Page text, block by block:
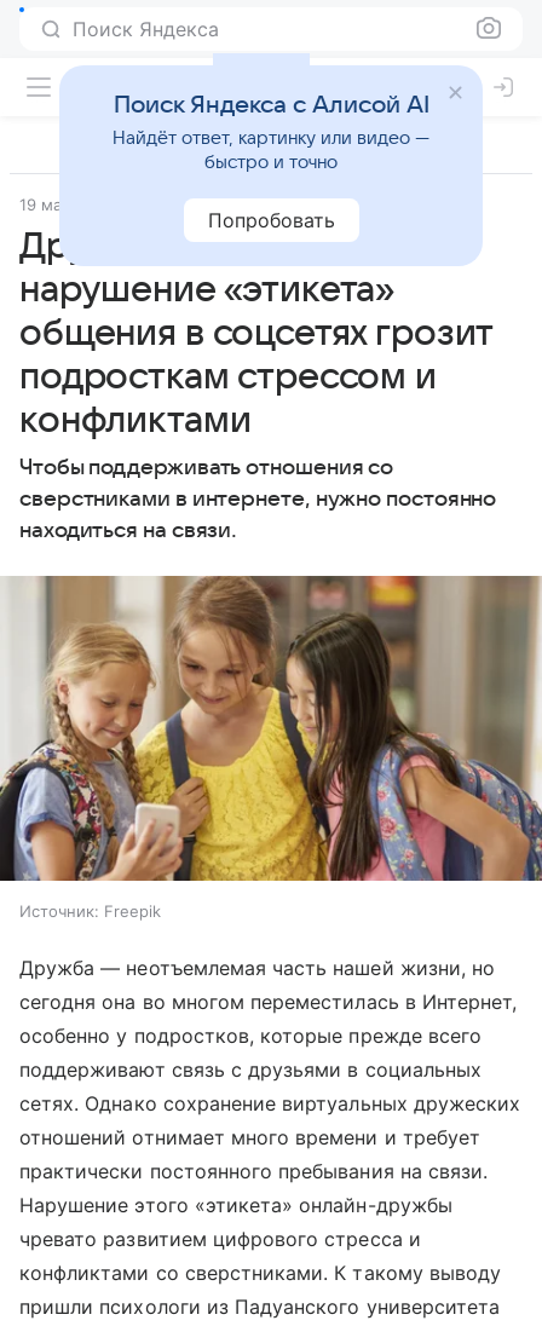
Поиск Яндекса
19 марта 2025 Вокруг Света
Дружба фулл-тайм:
нарушение «этикета»
общения в соцсетях грозит
подросткам стрессом и
конфликтами
Чтобы поддерживать отношения со
сверстниками в интернете, нужно постоянно
находиться на связи.
Источник: Freepik
Дружба — неотъемлемая часть нашей жизни, но
сегодня она во многом переместилась в Интернет,
особенно у подростков, которые прежде всего
поддерживают связь с друзьями в социальных
сетях. Однако сохранение виртуальных дружеских
отношений отнимает много времени и требует
практически постоянного пребывания на связи.
Нарушение этого «этикета» онлайн-дружбы
чревато развитием цифрового стресса и
конфликтами со сверстниками. К такому выводу
пришли психологи из Падуанского университета
Поиск Яндекса с Алисой AI
Найдёт ответ, картинку или видео —
быстро и точно
Попробовать